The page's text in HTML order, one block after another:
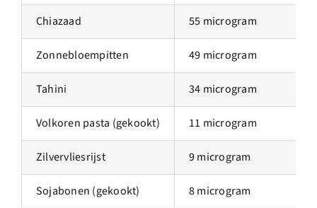
Chiazaad 55 microgram
Zonnebloempitten 49 microgram
Tahini 34 microgram
Volkoren pasta (gekookt) 11 microgram
Zilvervliesrijst 9 microgram
Sojabonen (gekookt) 8 microgram